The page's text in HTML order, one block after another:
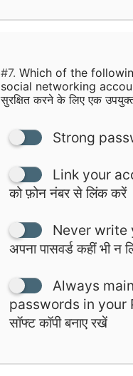
#7. Which of the
social networking
सुरक्षित करने के लिए एक
Strong
Link your
को फ़ोन नंबर से लिंक करें
Never write
अपना पासवर्ड कहीं भी न
Always
passwords in your
सॉफ्ट कॉपी बनाए रखें